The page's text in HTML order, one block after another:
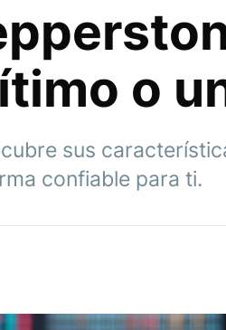
o
sus
confiable para ti.